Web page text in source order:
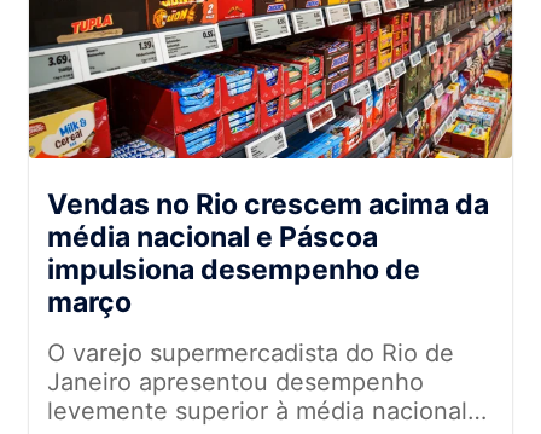
Vendas no Rio crescem acima da
média nacional e Páscoa
impulsiona desempenho de
março
O varejo supermercadista do Rio de
Janeiro apresentou desempenho
levemente superior à média nacional